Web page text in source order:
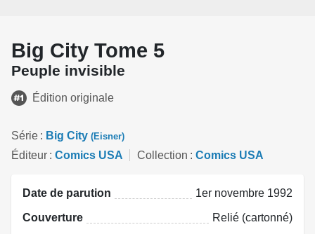
Big City Tome 5
Peuple invisible
Édition originale
Série Big City (Eisner)
Éditeur Comics USA Collection Comics USA
Date de parution 1er novembre 1992
Couverture Relié (cartonné)